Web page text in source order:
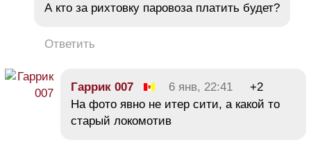
А кто за рихтовку паровоза платить будет?
Ответить
Гаррик 007 6 янв, 22:41
+2
На фото явно не итер сити, а какой то
старый локомотив